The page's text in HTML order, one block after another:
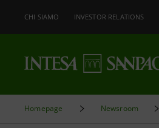
CHI SIAMO INVESTOR RELATIONS
Homepage Newsroom